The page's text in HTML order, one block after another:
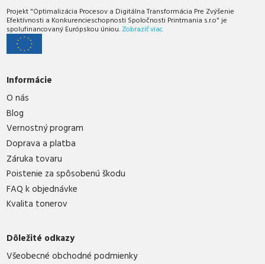
Projekt "Optimalizácia Procesov a Digitálna Transformácia Pre Zvýšenie
Efektívnosti a Konkurencieschopnosti Spoločnosti Printmania s.r.o" je
spolufinancovaný Európskou úniou. Zobraziť viac.
Informácie
O nás
Blog
Vernostný program
Doprava a platba
Záruka tovaru
Poistenie za spôsobenú škodu
FAQ k objednávke
Kvalita tonerov
Dôležité odkazy
Všeobecné obchodné podmienky